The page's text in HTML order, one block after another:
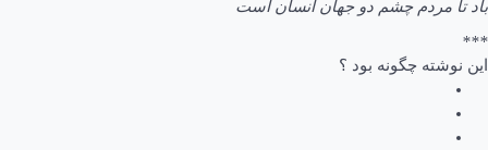
باد تا مردم چشم دو جهان انسان است
***
این نوشته چگونه بود ؟